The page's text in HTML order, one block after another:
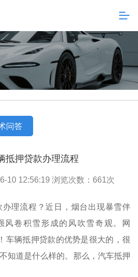
问答
抵押贷款办理流程
10 12:56:19 浏览次数： 661次
理流程？近日，烟台出现暴雪伴
风卷积雪形成的风吹雪奇观。网
车辆抵押贷款的优势是很大的，很
知道是什么样的。那么，汽车抵押